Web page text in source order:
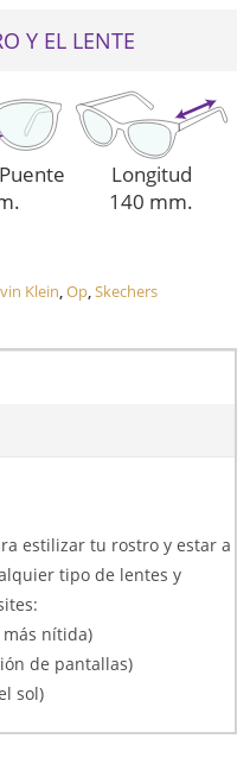
Y EL LENTE
Longitud
140 mm.
Klein,Op,Skechers
estilizar tu rostro y estar a
tipo de lentes y
nítida)
de pantallas)
sol)